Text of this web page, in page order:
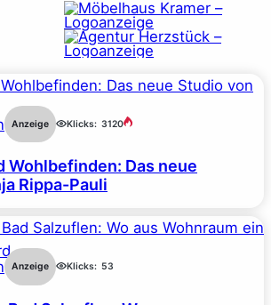
Anzeige Klicks: 3120
Wohlbefinden: Das neue
Rippa-Pauli
Anzeige Klicks: 53